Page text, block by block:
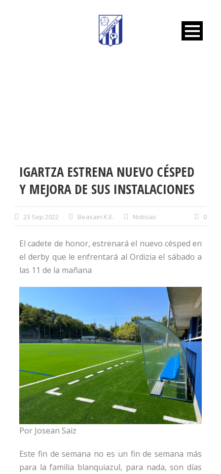
IGARTZA ESTRENA NUEVO CÉSPED
Y MEJORA DE SUS INSTALACIONES
23 Sep 2022 Beasain K.E. Noticias 0
El ​cadete de honor, estrenará el nuevo césped en
el derby que le enfrentará al Ordizia el sábado a
las 11 de la mañana
Por Josean Saiz
Este fin de semana no es un fin de semana más
para la familia blanquiazul, para nada, son días